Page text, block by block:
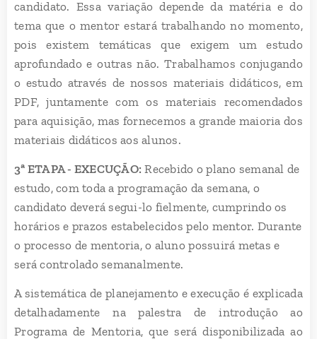
candidato. Essa variação depende da matéria e do
tema que o mentor estará trabalhando no momento,
pois existem temáticas que exigem um estudo
aprofundado e outras não. Trabalhamos conjugando
o estudo através de nossos materiais didáticos, em
PDF, juntamente com os materiais recomendados
para aquisição, mas fornecemos a grande maioria dos
materiais didáticos aos alunos.
3ª ETAPA - EXECUÇÃO: Recebido o plano semanal de
estudo, com toda a programação da semana, o
candidato deverá segui-lo fielmente, cumprindo os
horários e prazos estabelecidos pelo mentor. Durante
o processo de mentoria, o aluno possuirá metas e
será controlado semanalmente.
A sistemática de planejamento e execução é explicada
detalhadamente na palestra de introdução ao
Programa de Mentoria, que será disponibilizada ao